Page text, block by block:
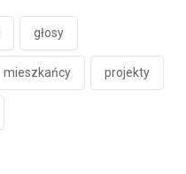
głosy
mieszkańcy projekty